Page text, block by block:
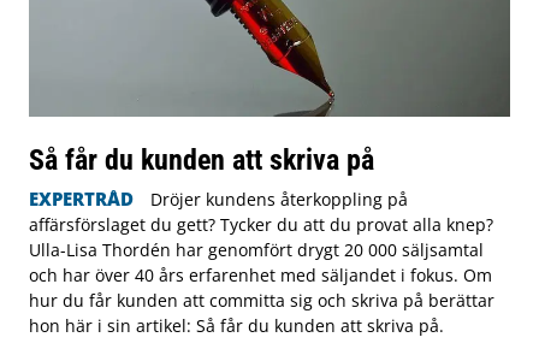
Så får du kunden att skriva på
EXPERTRÅD
Dröjer kundens återkoppling på
affärsförslaget du gett? Tycker du att du provat alla knep?
Ulla-Lisa Thordén har genomfört drygt 20 000 säljsamtal
och har över 40 års erfarenhet med säljandet i fokus. Om
hur du får kunden att committa sig och skriva på berättar
hon här i sin artikel: Så får du kunden att skriva på.